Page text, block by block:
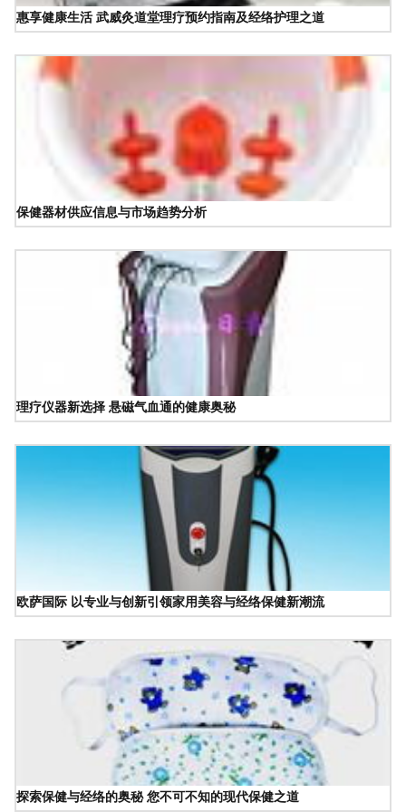
惠享健康生活 武威灸道堂理疗预约指南及经络护理之道
保健器材供应信息与市场趋势分析
理疗仪器新选择 悬磁气血通的健康奥秘
欧萨国际 以专业与创新引领家用美容与经络保健新潮流
探索保健与经络的奥秘 您不可不知的现代保健之道